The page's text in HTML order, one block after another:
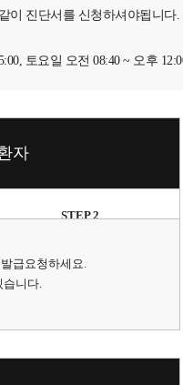
이 진단서를 신청하셔야됩니다.
토요일 오전 08:40 ~ 오후
자
STEP 2
급요청하세요.
니다.